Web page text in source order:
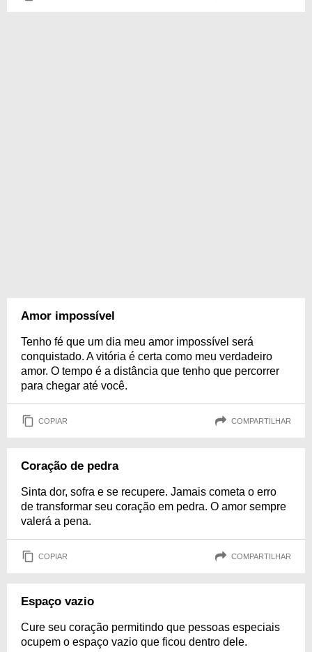
Amor impossível
Tenho fé que um dia meu amor impossível será
conquistado. A vitória é certa como meu verdadeiro
amor. O tempo é a distância que tenho que percorrer
para chegar até você.
COPIAR COMPARTILHAR
Coração de pedra
Sinta dor, sofra e se recupere. Jamais cometa o erro
de transformar seu coração em pedra. O amor sempre
valerá a pena.
COPIAR COMPARTILHAR
Espaço vazio
Cure seu coração permitindo que pessoas especiais
ocupem o espaço vazio que ficou dentro dele.